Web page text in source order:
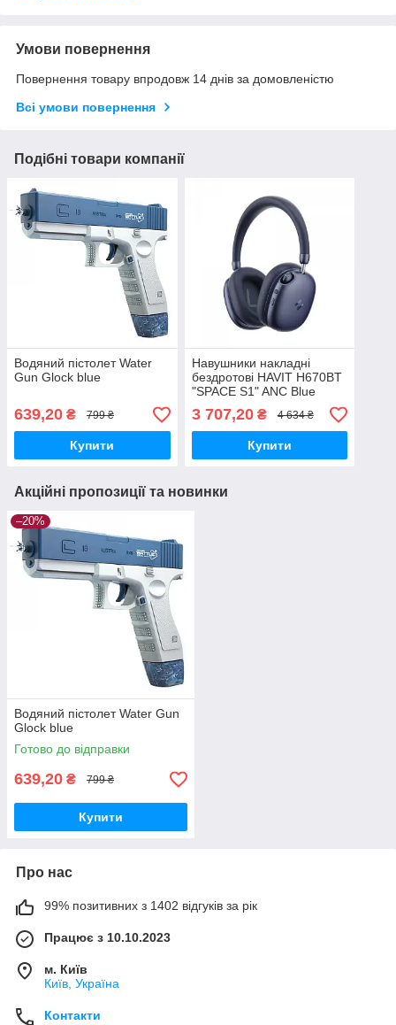
Умови повернення
Повернення товару впродовж 14 днів за домовленістю
Всі умови повернення
Подібні товари компанії
Водяний пістолет Water
Gun Glock blue
639,20 ₴ 799 ₴
Купити
Навушники накладні
бездротові HAVIT H670BT
"SPACE S1" ANC Blue
3 707,20₴ 4 634 ₴
Купити
Акційні пропозиції та новинки
–20%
Водяний пістолет Water Gun
Glock blue
Готово до відправки
639,20 ₴ 799 ₴
Купити
Про нас
99% позитивних з 1402 відгуків за рік
Працює з 10.10.2023
м. Київ
Київ, Україна
Контакти